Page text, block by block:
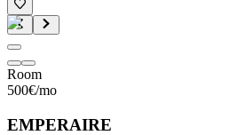
Room
500€/mo
EMPERAIRE